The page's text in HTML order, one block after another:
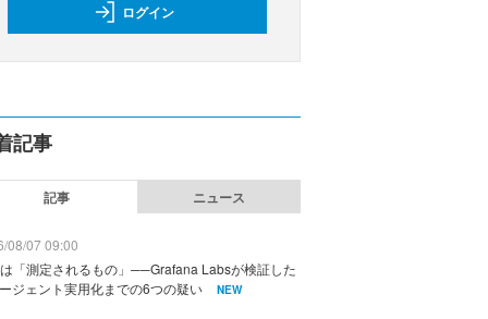
ログイン
記事
記事 ニュース
08/07 09:00
「測定されるもの」──Grafana Labsが検証した
ジェント実用化までの6つの疑い
NEW